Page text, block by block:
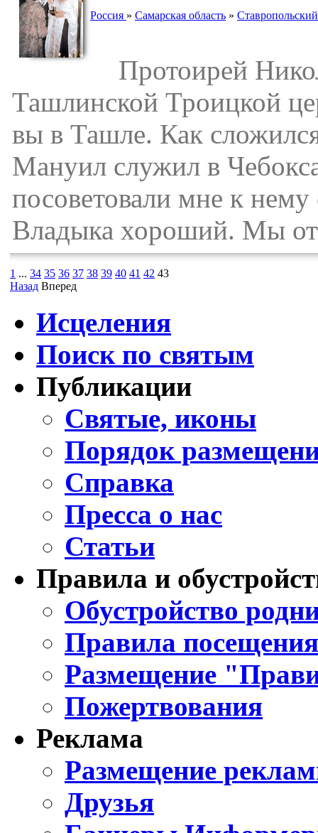
Россия » Самарская область »
Протоирей
Ташлинской Троицкой
вы в Ташле. Как
Мануил служил в
посоветовали мне к нему
Владыка хороший. Мы
1 ... 34 35 36 37 38 39 40 41 42 43
Назад Вперед
Исцеления
Поиск по святым
Публикации
Святые, иконы
Порядок
Справка
Пресса о нас
Статьи
Правила и
Обустройство
Правила
Размещение
Пожертвования
Реклама
Размещение
Друзья